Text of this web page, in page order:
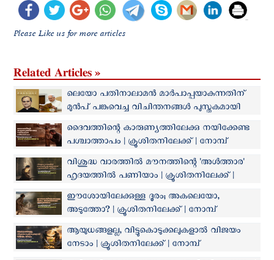
Please Like us for more articles
Related Articles »
ലെയോ പതിനാലാമൻ മാര്‍പാപ്പയാകുന്നതിന്
മുന്‍പ് പങ്കുവെച്ച വിചിന്തനങ്ങള്‍ പുസ്തകമായി
പുറത്തിറക്കി
ദൈവത്തിന്റെ കാരുണ്യത്തിലേക്കു നയിക്കേണ്ട
പശ്ചാത്താപം | ക്രൂശിതനിലേക്ക് | നോമ്പ്
വിചിന്തനങ്ങൾ 45
വിശുദ്ധ വാരത്തില്‍ മൗനത്തിന്റെ 'അൾത്താര'
ഹൃദയത്തിൽ പണിയാം | ക്രൂശിതനിലേക്ക് |
നോമ്പ് വിചിന്തനങ്ങൾ 44
ഈശോയിലേക്കുള്ള ദൂരം; അകലെയോ,
അടുത്തോ? | ക്രൂശിതനിലേക്ക് | നോമ്പ്
വിചിന്തനങ്ങൾ 43
ആയുധങ്ങളല്ല, വിട്ടുകൊടുക്കലുകളാൽ വിജയം
നേടാം | ക്രൂശിതനിലേക്ക് | നോമ്പ്